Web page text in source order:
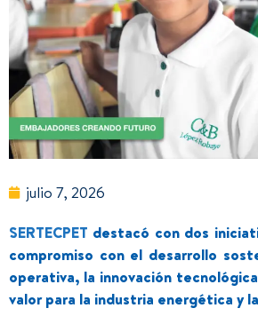
julio 7, 2026
SERTECPET destacó con dos
compromiso con el desarrollo
operativa, la innovación
valor para la industria energética y